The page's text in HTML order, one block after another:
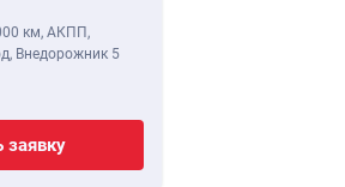
км, АКПП,
Внедорожник 5
заявку